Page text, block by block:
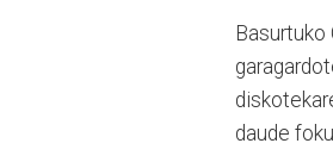
Basurtuko
daude